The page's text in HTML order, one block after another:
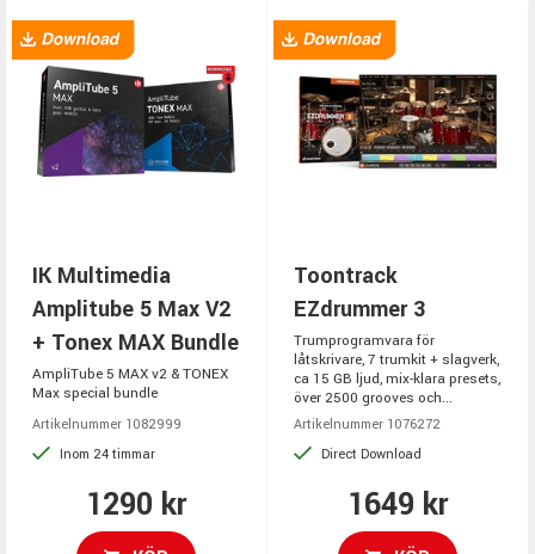
IK Multimedia
Amplitube 5 Max V2
+ Tonex MAX Bundle
AmpliTube 5 MAX v2 & TONEX
Max special bundle
Artikelnummer 1082999
Inom 24 timmar
1290 kr
Toontrack
EZdrummer 3
Trumprogramvara för
låtskrivare, 7 trumkit + slagverk,
ca 15 GB ljud, mix-klara presets,
över 2500 grooves och...
Artikelnummer 1076272
Direct Download
1649 kr